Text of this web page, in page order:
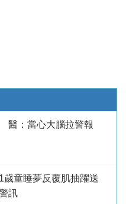
醫：當心大腦拉警報
歲童睡夢反覆肌抽躍送
訊